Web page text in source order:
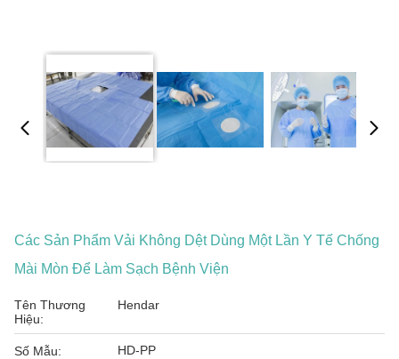
Các Sản Phẩm Vải Không Dệt Dùng Một Lần Y Tế Chống
Mài Mòn Để Làm Sạch Bệnh Viện
Tên Thương
Hiệu:
Hendar
Số Mẫu: HD-PP